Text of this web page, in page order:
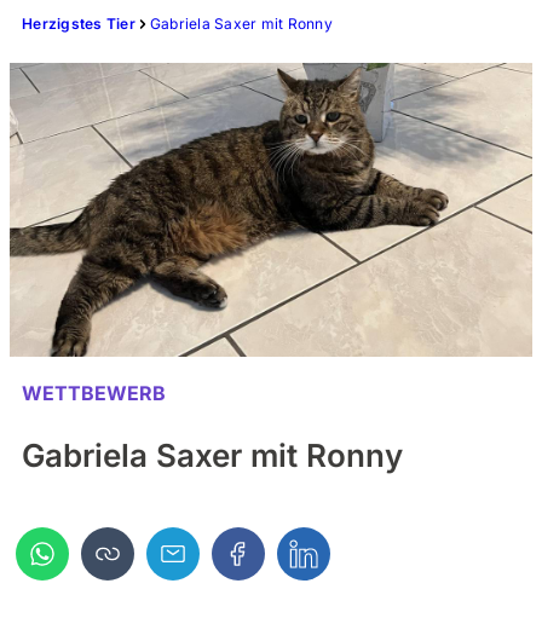
Herzigstes Tier Gabriela Saxer mit Ronny
WETTBEWERB
Gabriela Saxer mit Ronny